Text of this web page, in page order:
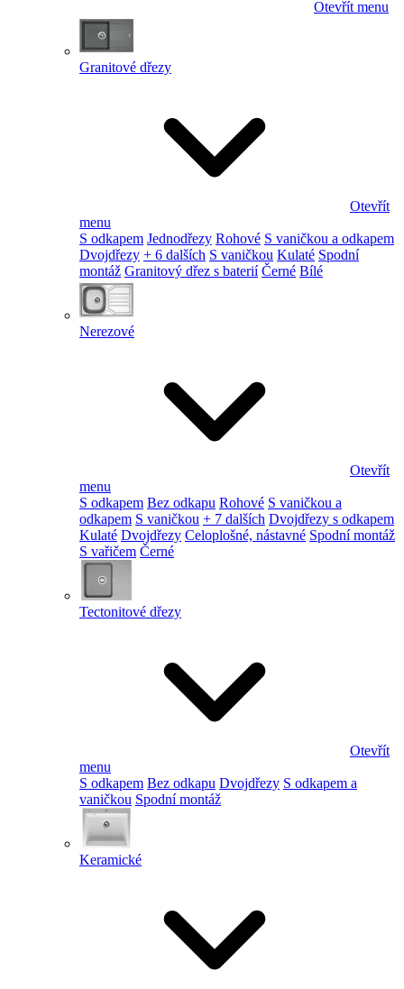
Otevřít menu
Granitové dřezy
Otevřít
menu
S odkapem Jednodřezy Rohové S vaničkou a odkapem
Dvojdřezy + 6 dalších S vaničkou Kulaté Spodní
montáž Granitový dřez s baterií Černé Bílé
Nerezové
Otevřít
menu
S odkapem Bez odkapu Rohové S vaničkou a
odkapem S vaničkou + 7 dalších Dvojdřezy s odkapem
Kulaté Dvojdřezy Celoplošné, nástavné Spodní montáž
S vařičem Černé
Tectonitové dřezy
Otevřít
menu
S odkapem Bez odkapu Dvojdřezy S odkapem a
vaničkou Spodní montáž
Keramické